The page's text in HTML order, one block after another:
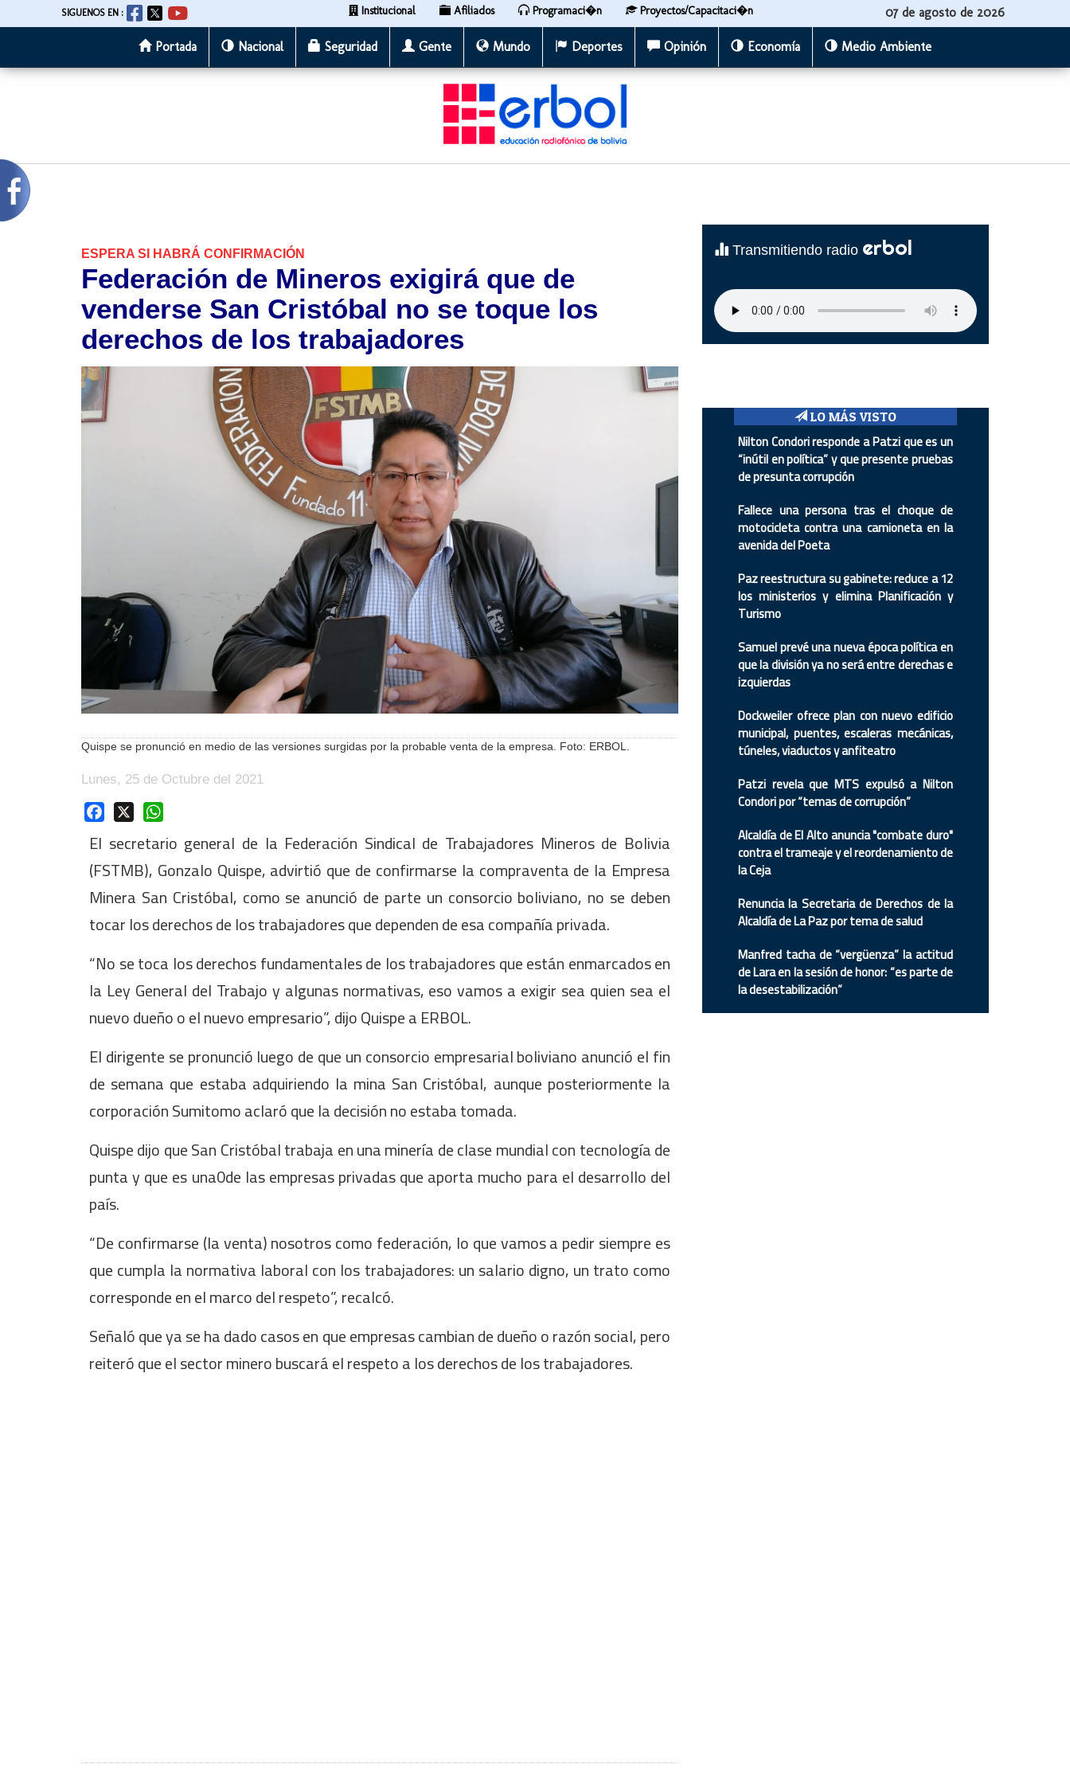
al
SIGUENOS EN : Institucional Afiliados Programaci�n Proyectos/Capacitaci�n 07 de agosto de 2026
Portada Nacional Seguridad Gente Mundo Deportes Opinión Economía Medio Ambiente
ESPERA SI HABRÁ CONFIRMACIÓN
Federación de Mineros exigirá que de
venderse San Cristóbal no se toque los
derechos de los trabajadores
Quispe se pronunció en medio de las versiones surgidas por la probable venta de la empresa. Foto: ERBOL.
Lunes, 25 de Octubre del 2021
Facebook
El secretario general de la Federación Sindical de Trabajadores Mineros de Bolivia
(FSTMB), Gonzalo Quispe, advirtió que de confirmarse la compraventa de la Empresa
Minera San Cristóbal, como se anunció de parte un consorcio boliviano, no se deben
tocar los derechos de los trabajadores que dependen de esa compañía privada.
“No se toca los derechos fundamentales de los trabajadores que están enmarcados en
la Ley General del Trabajo y algunas normativas, eso vamos a exigir sea quien sea el
nuevo dueño o el nuevo empresario”, dijo Quispe a ERBOL.
El dirigente se pronunció luego de que un consorcio empresarial boliviano anunció el fin
de semana que estaba adquiriendo la mina San Cristóbal, aunque posteriormente la
corporación Sumitomo aclaró que la decisión no estaba tomada.
Quispe dijo que San Cristóbal trabaja en una minería de clase mundial con tecnología de
punta y que es una0de las empresas privadas que aporta mucho para el desarrollo del
país.
“De confirmarse (la venta) nosotros como federación, lo que vamos a pedir siempre es
que cumpla la normativa laboral con los trabajadores: un salario digno, un trato como
corresponde en el marco del respeto”, recalcó.
Señaló que ya se ha dado casos en que empresas cambian de dueño o razón social, pero
reiteró que el sector minero buscará el respeto a los derechos de los trabajadores.
Transmitiendo radio erbol
LO MÁS VISTO
Nilton Condori responde a Patzi que es un
“inútil en política” y que presente pruebas
de presunta corrupción
Fallece una persona tras el choque de
motocicleta contra una camioneta en la
avenida del Poeta
Paz reestructura su gabinete: reduce a 12
los ministerios y elimina Planificación y
Turismo
Samuel prevé una nueva época política en
que la división ya no será entre derechas e
izquierdas
Dockweiler ofrece plan con nuevo edificio
municipal, puentes, escaleras mecánicas,
túneles, viaductos y anfiteatro
Patzi revela que MTS expulsó a Nilton
Condori por “temas de corrupción”
Alcaldía de El Alto anuncia "combate duro"
contra el trameaje y el reordenamiento de
la Ceja
Renuncia la Secretaria de Derechos de la
Alcaldía de La Paz por tema de salud
Manfred tacha de “vergüenza” la actitud
de Lara en la sesión de honor: “es parte de
la desestabilización”